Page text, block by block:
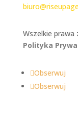
Wszelkie
Polityka
Obserwuj
Obserwuj